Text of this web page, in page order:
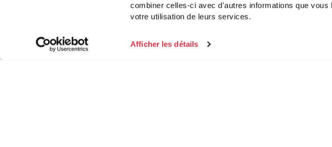
combiner celles-ci avec d'autres informations que
votre utilisation de leurs services.
Afficher les détails